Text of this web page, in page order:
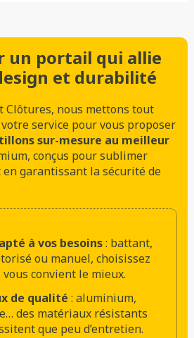
un portail qui allie
et durabilité
Clôtures, nous mettons tout
service pour vous proposer
sur-mesure au meilleur
conçus pour sublimer
garantissant la sécurité de
à vos besoins: battant,
ou manuel, choisissez
convient le mieux.
de qualité : aluminium,
des matériaux résistants
que peu d’entretien.